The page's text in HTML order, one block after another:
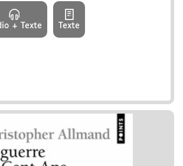
+ Texte Texte